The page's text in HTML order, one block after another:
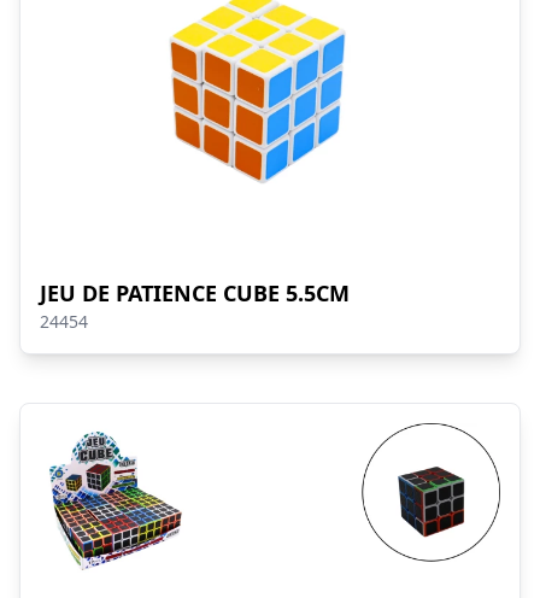
JEU DE PATIENCE CUBE 5.5CM
24454